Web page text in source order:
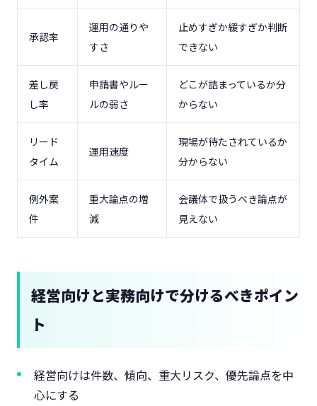
承認率
運用の通りや
すさ
止めすぎか緩すぎか判断
できない
差し戻
し率
申請書やルー
ルの弱さ
どこが詰まっているか分
からない
リード
タイム
運用速度
現場が待たされているか
分からない
例外案
件
重大論点の増
減
会議体で扱うべき論点が
見えない
経営向けと実務向けで分けるべきポイン
ト
経営向けは件数、傾向、重大リスク、優先論点を中
心にする